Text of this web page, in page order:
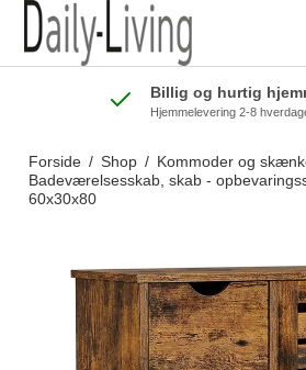
Billig og hurtig
Hjemmelevering 2-8
Forside / Shop / Kommoder og
Badeværelsesskab, skab -
60x30x80